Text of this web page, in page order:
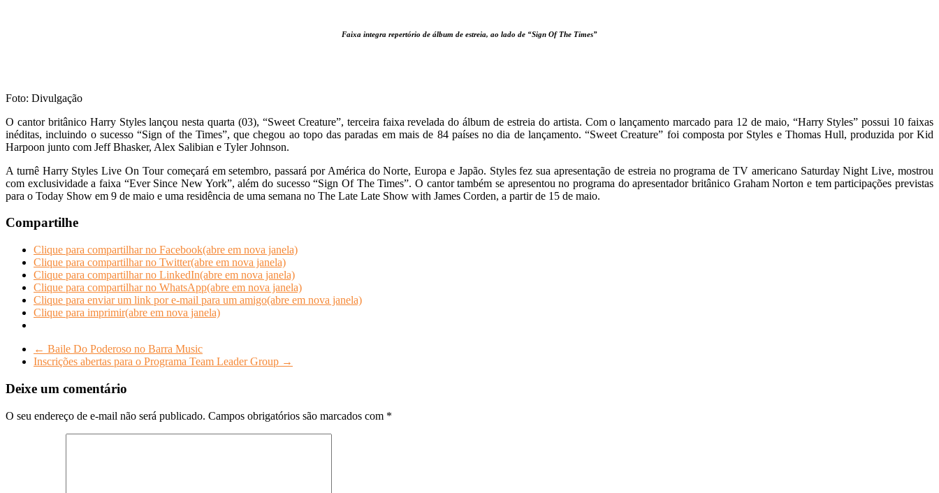
Faixa integra repertório de álbum de estreia, ao lado de “Sign Of The Times”
Foto: Divulgação
O cantor britânico Harry Styles lançou nesta quarta (03), “Sweet Creature”, terceira faixa revelada do álbum de estreia do artista. Com o lançamento marcado para 12 de maio, “Harry Styles” possui 10 faixas
inéditas, incluindo o sucesso “Sign of the Times”, que chegou ao topo das paradas em mais de 84 países no dia de lançamento. “Sweet Creature” foi composta por Styles e Thomas Hull, produzida por Kid
Harpoon junto com Jeff Bhasker, Alex Salibian e Tyler Johnson.
A turnê Harry Styles Live On Tour começará em setembro, passará por América do Norte, Europa e Japão. Styles fez sua apresentação de estreia no programa de TV americano Saturday Night Live, mostrou
com exclusividade a faixa “Ever Since New York”, além do sucesso “Sign Of The Times”. O cantor também se apresentou no programa do apresentador britânico Graham Norton e tem participações previstas
para o Today Show em 9 de maio e uma residência de uma semana no The Late Late Show with James Corden, a partir de 15 de maio.
Compartilhe
Clique para compartilhar no Facebook(abre em nova janela)
Clique para compartilhar no Twitter(abre em nova janela)
Clique para compartilhar no LinkedIn(abre em nova janela)
Clique para compartilhar no WhatsApp(abre em nova janela)
Clique para enviar um link por e-mail para um amigo(abre em nova janela)
Clique para imprimir(abre em nova janela)
← Baile Do Poderoso no Barra Music
Inscrições abertas para o Programa Team Leader Group →
Deixe um comentário
O seu endereço de e-mail não será publicado. Campos obrigatórios são marcados com *